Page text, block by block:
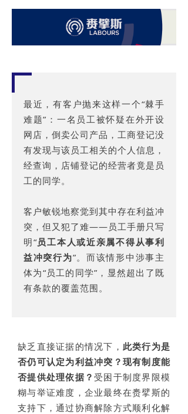
最近，有客户抛来这样一个“棘手
难题”：一名员工被怀疑在外开设
网店，倒卖公司产品，工商登记没
有发现与该员工相关的个人信息，
经查询，店铺登记的经营者竟是员
工的同学。
客户敏锐地察觉到其中存在利益冲
突，但又犯了难——员工手册只写
明“ 员工本人或近亲属不得从事利
益冲突行为”。而该情形中涉事主
体为“员工的同学”， 显然超出了既
有条款的覆盖范围 。
缺乏直接证据的情况下 ， 此类行为是
否仍可认定为利益冲突？现有制度能
否提供处理依据？ 受困于制度界限模
糊与举证难度，企业最终在赉擘斯的
支持下，通过协商解除方式顺利化解